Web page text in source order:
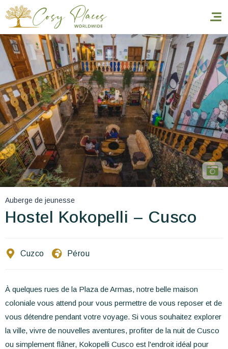
Accueil
Réserver un séjour
Nos adresses dans le monde
World’s Best Hotels
Vous faire voyager
Les séjours à thème
Auberge de jeunesse
Hostel Kokopelli – Cusco
Cuzco Pérou
À quelques rues de la Plaza de Armas, notre belle maison
coloniale vous attend pour vous permettre de vous reposer et de
vous détendre pendant votre voyage. Si vous souhaitez explorer
la ville, vivre de nouvelles aventures, profiter de la nuit de Cusco
ou simplement flâner, Kokopelli Cusco est l'endroit idéal pour